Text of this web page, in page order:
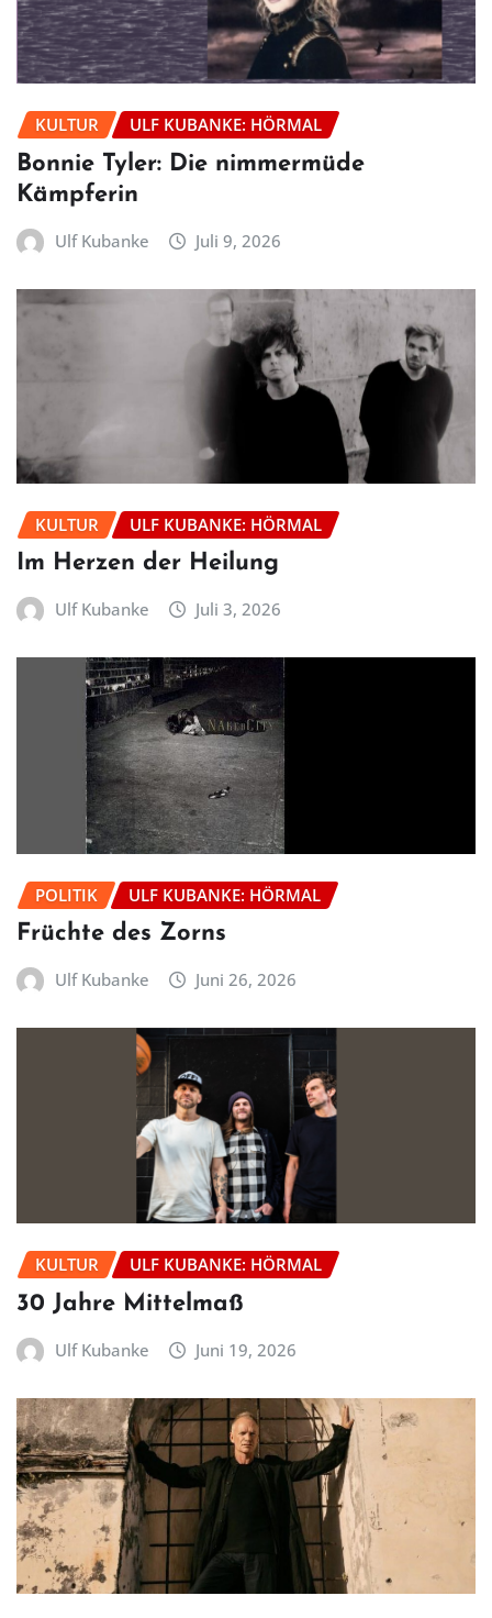
KULTUR ULF KUBANKE: HÖRMAL
Bonnie Tyler: Die nimmermüde
Kämpferin
Ulf Kubanke Juli 9, 2026
KULTUR ULF KUBANKE: HÖRMAL
Im Herzen der Heilung
Ulf Kubanke Juli 3, 2026
POLITIK ULF KUBANKE: HÖRMAL
Früchte des Zorns
Ulf Kubanke Juni 26, 2026
KULTUR ULF KUBANKE: HÖRMAL
30 Jahre Mittelmaß
Ulf Kubanke Juni 19, 2026